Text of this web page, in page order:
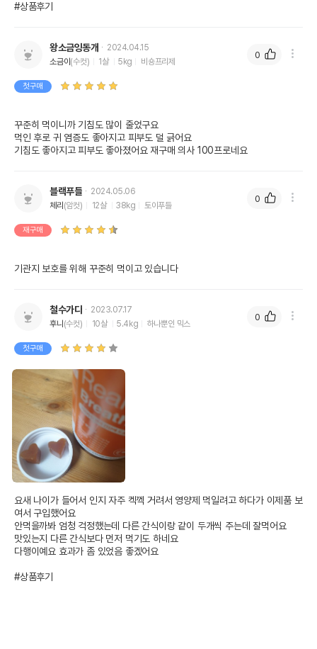
#상품후기
왕소금잉동개
2024.04.15
소금이 (수컷) 1살 5kg 비숑프리제
첫구매
꾸준히 먹이니까 기침도 많이 줄었구요
먹인 후로 귀 염증도 좋아지고 피부도 덜 긁어요
0
블랙푸들
2024.05.06
체리 (암컷) 12살 38kg 토이푸들
재구매
기관지 보호를 위해 꾸준히 먹이고 있습니다
0
철수가다
2023.07.17
후니 (수컷) 10살 5.4kg 하나뿐인 믹스
첫구매
요새 나이가 들어서 인지 자주 켁껙 거려서 영양제 먹일려고 하다가 이제품 보
여서 구입했어요
안먹을까봐 엄청 걱정했는데 다른 간식이랑 같이 두개씩 주는데 잘먹어요
맛있는지 다른 간식보다 먼저 먹기도 하네요
다행이예요 효과가 좀 있었음 좋겠어요
#상품후기
0